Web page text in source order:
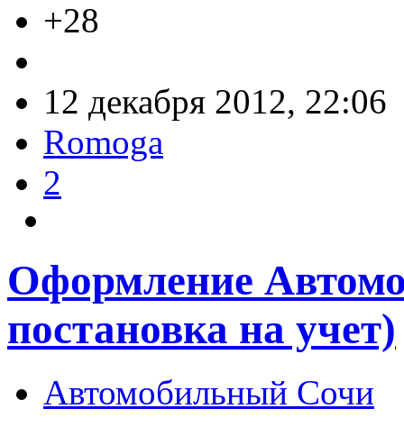
+28
12 декабря 2012, 22:06
Romoga
2
Оформление
постановка на учет)
Автомобильный Сочи